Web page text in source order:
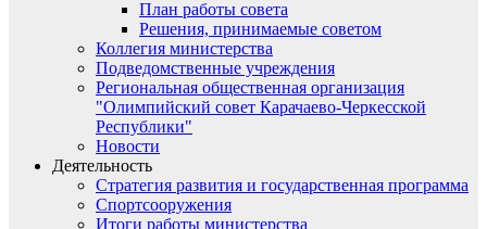
План работы совета
Решения, принимаемые советом
Коллегия министерства
Подведомственные учреждения
Региональная общественная организация
"Олимпийский совет Карачаево-Черкесской
Республики"
Новости
Деятельность
Стратегия развития и государственная программа
Спортсооружения
Итоги работы министерства